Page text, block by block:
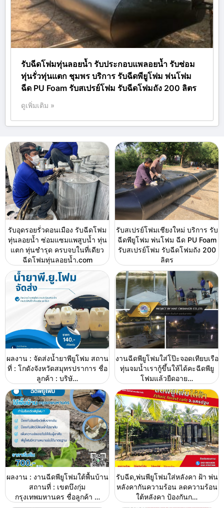
รับฉีดโฟมทุ่นลอยน้ำ รับประกอบแพลอยน้ำ รับซ่อม
ทุ่นรั่วทุ่นแตก ชุมพร บริการ รับฉีดพียูโฟม พ่นโฟม
ฉีด PU Foam รับสเปรย์โฟม รับฉีดโฟมถัง 200 ลิตร
ดูเพิ่มเติม »
รับอุดรอยรั่วดอนเมือง รับฉีดโฟม
ทุ่นลอยน้ำ ซ่อมแซมแพสูบน้ำ ทุ่น
แตก ทุ่นชำรุด ครบจบในที่เดียว
ฉีดโฟมทุ่นลอยน้ำ.com
รับสเปรย์โฟมเชียงใหม่ บริการ รับ
ฉีดพียูโฟม พ่นโฟม ฉีด PU Foam
รับสเปรย์โฟม รับฉีดโฟมถัง 200
ลิตร
ผลงาน : จัดส่งน้ำยาพียูโฟม สถาน
ที่ : โกดังจังหวัดสมุทรปราการ ชื่อ
ลูกค้า : บริษั…
งานฉีดพียูโฟมใส่โป๊ะจอดเทียบเรือ
ทุ่นจมน้ำเรากู้ขึ้นให้ได้คะฉีดพียู
โฟมแล้วยืดอาย…
ผลงาน : งานฉีดพียูโฟมใต้พื้นบ้าน
สถานที่ : เขตบึงกุ่ม
กรุงเทพมหานคร ชื่อลูกค้า …
รับฉีด,พ่นพียูโฟมใส่หลังคา ฝ้า พ่น
หลังคากันความร้อน ลดความร้อน
ใต้หลังคา ป้องกันก…